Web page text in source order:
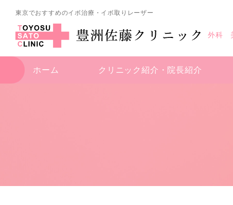
東京でおすすめのイボ治療・イボ取りレーザー
外科
ホーム クリニック紹介・ 院長紹介